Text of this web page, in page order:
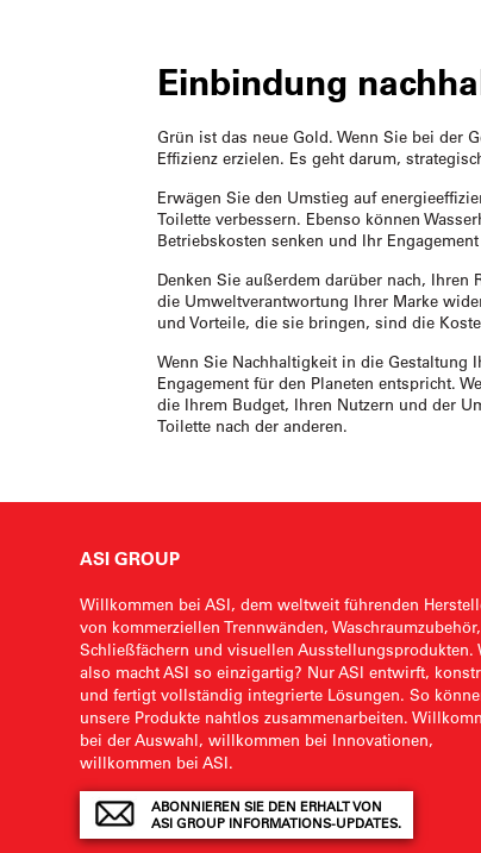
Einbindung
Grün ist das neue Gold. Wenn Sie bei der
Effizienz erzielen. Es geht darum,
Erwägen Sie den Umstieg auf
Toilette verbessern. Ebenso können
Betriebskosten senken und Ihr
Denken Sie außerdem darüber nach,
die Umweltverantwortung Ihrer Marke
und Vorteile, die sie bringen, sind die
Wenn Sie Nachhaltigkeit in die Gestaltung
Engagement für den Planeten entspricht.
die Ihrem Budget, Ihren Nutzern und der
Toilette nach der anderen.
ASI GROUP
Willkommen bei ASI, dem weltweit führenden
von kommerziellen Trennwänden, Waschraumzubehör,
Schließfächern und visuellen Ausstellungsprodukten.
also macht ASI so einzigartig? Nur ASI entwirft,
und fertigt vollständig integrierte Lösungen. So
unsere Produkte nahtlos zusammenarbeiten.
bei der Auswahl, willkommen bei Innovationen,
willkommen bei ASI.
ABONNIEREN SIE DEN ERHALT VON
ASI GROUP INFORMATIONS-UPDATES.